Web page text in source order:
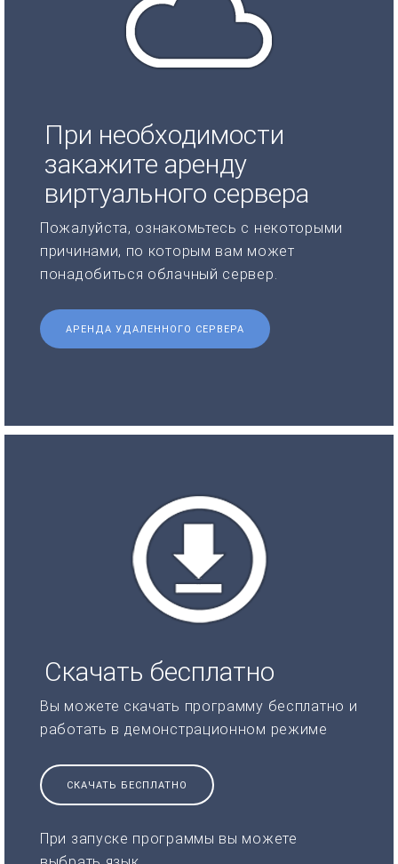
При необходимости
закажите аренду
виртуального сервера
Пожалуйста, ознакомьтесь с некоторыми
причинами, по которым вам может
понадобиться облачный сервер.
АРЕНДА УДАЛЕННОГО СЕРВЕРА
Скачать бесплатно
Вы можете скачать программу бесплатно и
работать в демонстрационном режиме
СКАЧАТЬ БЕСПЛАТНО
При запуске программы вы можете